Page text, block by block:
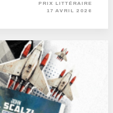
PRIX LITTÉRAIRE
17 AVRIL 2026